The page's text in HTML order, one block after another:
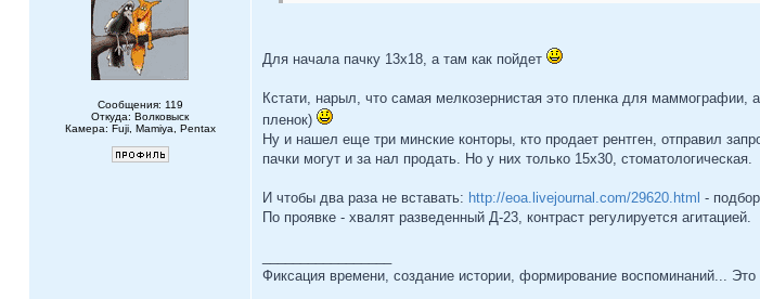
Сообщения: 119
Откуда: Волковыск
Камера: Fuji, Mamiya, Pentax
Для начала пачку 13x18, а там как пойдет
Кстати, нарыл, что самая мелкозернистая это пленка для
пленок)
Ну и нашел еще три минские конторы, кто продает рентген, отправил
пачки могут и за нал продать. Но у них только 15х30, стоматологическая.
И чтобы два раза не вставать: http://eoa.livejournal.com/29620.html -
По проявке - хвалят разведенный Д-23, контраст регулируется агитацией.
Фиксация времени, создание истории, формирование воспоминаний...